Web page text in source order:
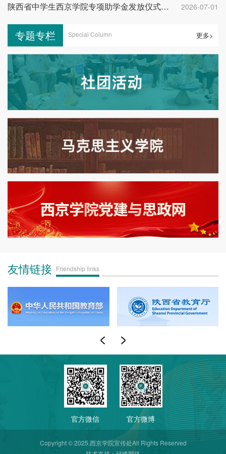
陕西省中学生西京学院专项助学金发放仪式举行 2026-07-01
专题专栏 Special Column 更多>
友情链接 Friendship links
官方微信 官方微博
Copyright © 2025.西京学院宣传处All Rights Reserved